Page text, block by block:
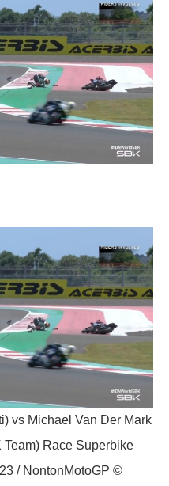
vs Michael Van Der Mark
Race Superbike
/ NontonMotoGP ©